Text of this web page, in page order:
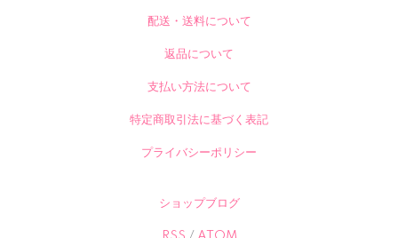
配送・送料について
返品について
支払い方法について
特定商取引法に基づく表記
プライバシーポリシー
ショップブログ